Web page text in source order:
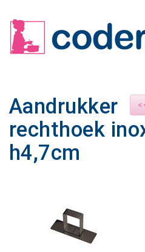
Aandrukker
rechthoek
h4,7cm